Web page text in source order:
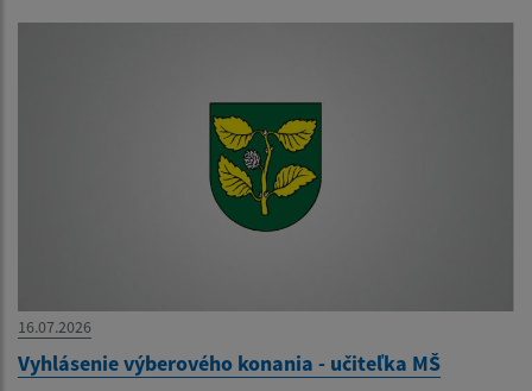
16.07.2026
Vyhlásenie výberového konania - učiteľka MŠ